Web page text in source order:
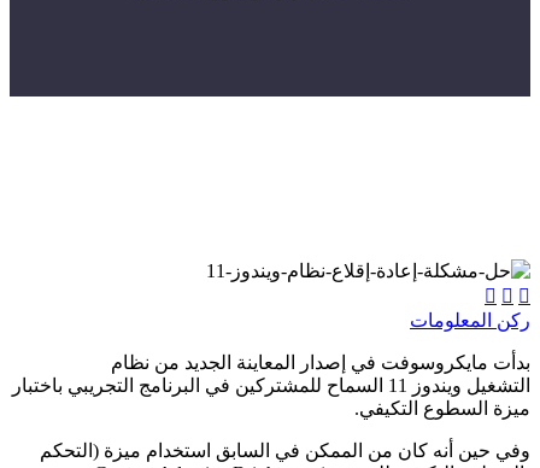
  
ركن المعلومات
بدأت مايكروسوفت في إصدار المعاينة الجديد من نظام
التشغيل ويندوز 11 السماح للمشتركين في البرنامج التجريبي باختبار
ميزة السطوع التكيفي.
وفي حين أنه كان من الممكن في السابق استخدام ميزة (التحكم